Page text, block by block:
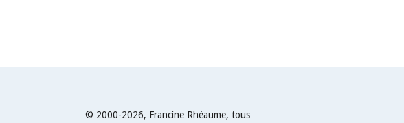
© 2000-2026, Francine Rhéaume, tous